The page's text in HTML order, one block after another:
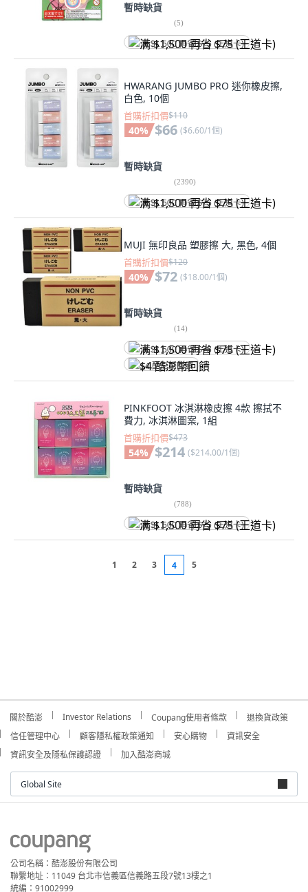
暫時缺貨
(5)
满 $1,500 再省 $75 (王道卡)
HWARANG JUMBO PRO 迷你橡皮擦,
白色, 10個
首購折扣價$110
40% $66 ($6.60/1個)
暫時缺貨
(2390)
满 $1,500 再省 $75 (王道卡)
MUJI 無印良品 塑膠擦 大, 黑色, 4個
首購折扣價$120
40% $72 ($18.00/1個)
暫時缺貨
(14)
满 $1,500 再省 $75 (王道卡)
$4 酷澎幣回饋
PINKFOOT 冰淇淋橡皮擦 4款 擦拭不
費力, 冰淇淋圖案, 1組
首購折扣價$473
54% $214 ($214.00/1個)
暫時缺貨
(788)
满 $1,500 再省 $75 (王道卡)
1 2 3 4 5
關於酷澎 Investor Relations Coupang使用者條款
退換貨政策
信任管理中心
顧客隱私權政策通知 安心購物
資訊安全
資訊安全及隱私保護認證
加入酷澎商城
Global Site
公司名稱：酷澎股份有限公司
聯繫地址：11049 台北市信義區信義路五段7號13樓之1
統編：91002999